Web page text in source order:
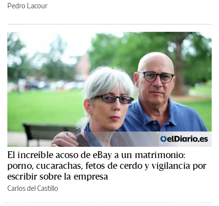
Pedro Lacour
El increíble acoso de eBay a un matrimonio:
porno, cucarachas, fetos de cerdo y vigilancia por
escribir sobre la empresa
Carlos del Castillo